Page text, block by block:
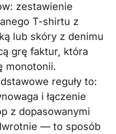
zestawienie
T-shirtu z
lub skóry z denimu
grę faktur, która
monotonii.
reguły to:
i łączenie
z dopasowanymi
— to sposób